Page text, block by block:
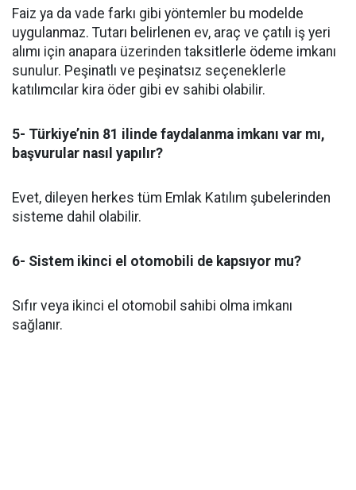
Faiz ya da vade farkı gibi yöntemler bu modelde
uygulanmaz. Tutarı belirlenen ev, araç ve çatılı iş yeri
alımı için anapara üzerinden taksitlerle ödeme imkanı
sunulur. Peşinatlı ve peşinatsız seçeneklerle
katılımcılar kira öder gibi ev sahibi olabilir.
5- Türkiye’nin 81 ilinde faydalanma imkanı var mı,
başvurular nasıl yapılır?
Evet, dileyen herkes tüm Emlak Katılım şubelerinden
sisteme dahil olabilir.
6- Sistem ikinci el otomobili de kapsıyor mu?
Sıfır veya ikinci el otomobil sahibi olma imkanı
sağlanır.